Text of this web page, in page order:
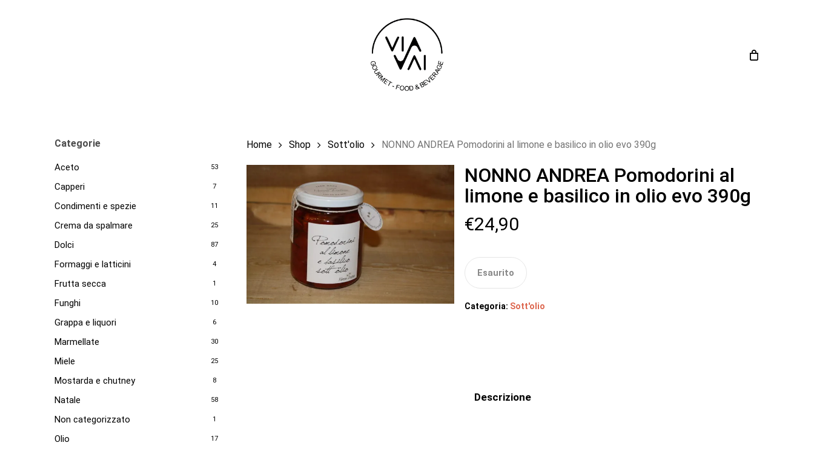
Categorie
Aceto 53
Capperi 7
Condimenti e spezie 11
Crema da spalmare 25
Dolci 87
Formaggi e latticini 4
Frutta secca 1
Funghi 10
Grappa e liquori 6
Marmellate 30
Miele 25
Mostarda e chutney 8
Natale 58
Non categorizzato 1
Olio 17
Home Shop Sott'olio NONNO ANDREA Pomodorini al limone e basilico in olio evo 390g
NONNO ANDREA Pomodorini al
limone e basilico in olio evo 390g
€24,90
Esaurito
Categoria: Sott'olio
Descrizione